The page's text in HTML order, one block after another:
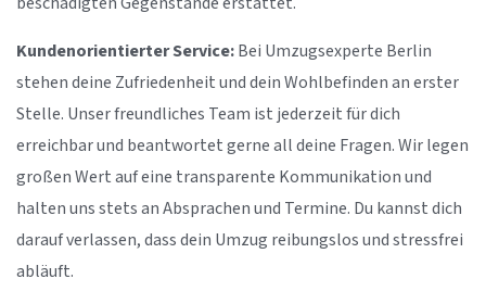
Kundenorientierter Service:Bei Umzugsexperte Berlin
stehen deine Zufriedenheit und dein Wohlbefinden an erster
Stelle. Unser freundliches Team ist jederzeit für dich
erreichbar und beantwortet gerne all deine Fragen. Wir legen
großen Wert auf eine transparente Kommunikation und
halten uns stets an Absprachen und Termine. Du kannst dich
darauf verlassen, dass dein Umzug reibungslos und stressfrei
abläuft.